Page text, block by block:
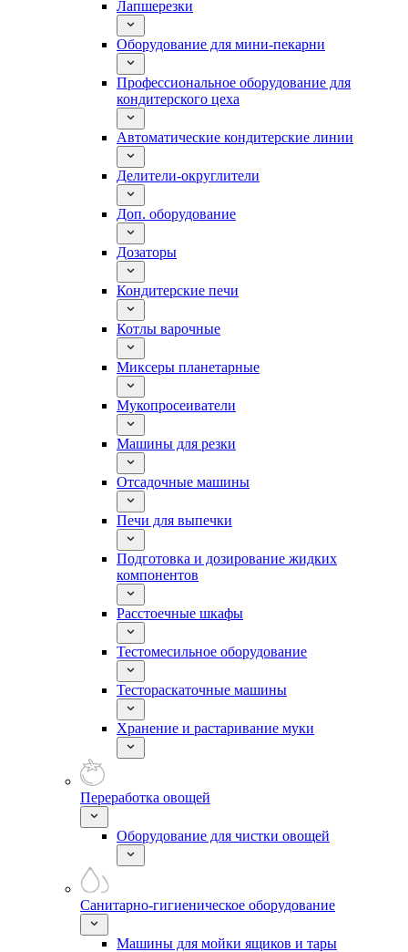
Лапшерезки
Оборудование для мини-пекарни
Профессиональное оборудование для
кондитерского цеха
Автоматические кондитерские линии
Делители-округлители
Доп. оборудование
Дозаторы
Кондитерские печи
Котлы варочные
Миксеры планетарные
Мукопросеиватели
Машины для резки
Отсадочные машины
Печи для выпечки
Подготовка и дозирование жидких
компонентов
Расстоечные шкафы
Тестомесильное оборудование
Тестораскаточные машины
Хранение и растаривание муки
Переработка овощей
Оборудование для чистки овощей
Санитарно-гигиеническое оборудование
Машины для мойки ящиков и тары